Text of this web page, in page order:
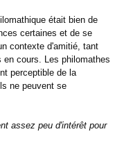
était bien de
certaines et de se
contexte d'amitié, tant
cours. Les philomathes
perceptible de la
ne peuvent se
assez peu d'intérêt pour